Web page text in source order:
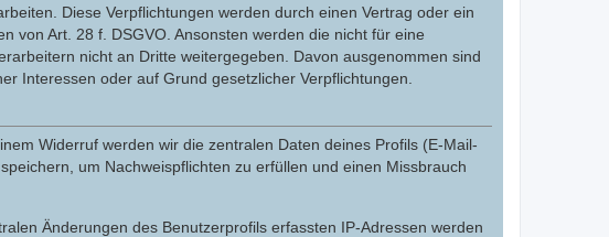
Diese Verpflichtungen werden durch einen Vertrag oder ein
von Art. 28 f. DSGVO. Ansonsten werden die nicht für eine
nicht an Dritte weitergegeben. Davon ausgenommen sind
Interessen oder auf Grund gesetzlicher Verpflichtungen.
Widerruf werden wir die zentralen Daten deines Profils (E-Mail-
um Nachweispflichten zu erfüllen und einen Missbrauch
Änderungen des Benutzerprofils erfassten IP-Adressen werden